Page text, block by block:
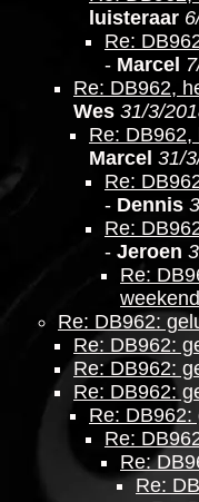
luisteraar
Re:
- Marcel
Re: DB962,
Wes 31/3/
Re:
Marcel 31/
Re:
- Dennis
Re:
- Jeroen
Re:
weekend
Re: DB962:
Re: DB962:
Re: DB962:
Re: DB962:
Re: DB962:
Re:
Re:
Re: